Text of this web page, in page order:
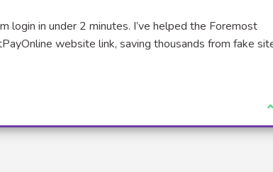
login in under 2 minutes. I’ve helped the Foremost
website link, saving thousands from fake